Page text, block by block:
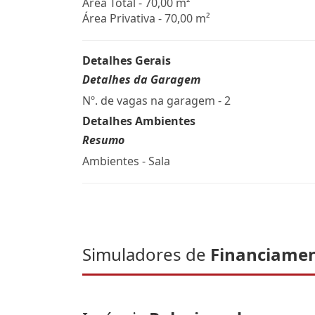
Área Privativa - 70,00 m²
Detalhes Gerais
Detalhes da Garagem
Nº. de vagas na garagem - 2
Detalhes Ambientes
Resumo
Ambientes - Sala
Simuladores de